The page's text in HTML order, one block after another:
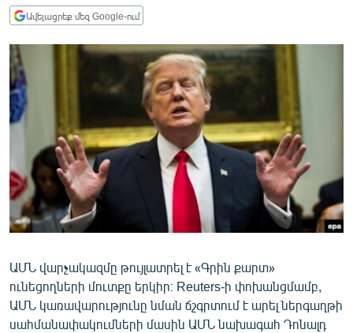
ՏՆՏԵՍՈՒԹՅՈՒՆ
ՊԱՏԵՐԱԶՄԻ 6 ՇԱԲԱԹՆԵՐԸ
ՏԱՐԱԾԱՇՐՋԱՆ
ՄԻՋԱԶԳԱՅԻՆ
ՄՇԱԿՈՒՅԹ
ՍՊՈՐՏ
ՄԵԿՆԱԲԱՆՈՒԹՅՈՒՆ
ՏՏ ԵՒ ԻՆՏԵՐՆԵՏ
ԿՈՐՈՆԱՎԻՐՈՒՍ
ԱՐԽԻՎ
ՏԵՍԱՆՅՈՒԹԵՐ
Ավելացրեք մեզ Google-ում
ԱՄՆ վարչակազմը թույլատրել է «Գրին քարտ»
ունեցողների մուտքը երկիր։ Reuters-ի փոխանցմամբ,
ԱՄՆ կառավարությունը նման ճշգրտում է արել ներգաղթի
սահմանափակումների մասին ԱՄՆ նախագահ Դոնալդ